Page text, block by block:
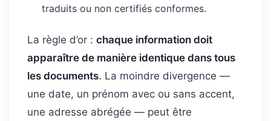
traduits ou non certifiés conformes.
La règle d’or : chaque information doit
apparaître de manière identique dans tous
les documents. La moindre divergence —
une date, un prénom avec ou sans accent,
une adresse abrégée — peut être